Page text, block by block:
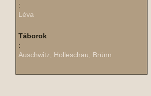
:
Léva
Táborok
:
Auschwitz, Holleschau, Brünn